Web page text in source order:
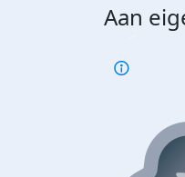
Aan